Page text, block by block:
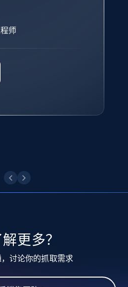
- Posts - Getting x
Quoted post, and more.
Bio link, Predicted lang,
by search URL
师
过烦人的验证码
。
满足需求，并通过
开发团队，让我们
Inc. 报告与分析、
行官 (CEO)
助对我们非常有帮
CTO
队也非常认可。
更多？
讨论你的抓取需求